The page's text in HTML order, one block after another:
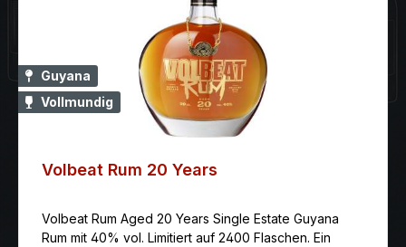
Guyana
Vollmundig
Volbeat Rum 20 Years
Volbeat Rum Aged 20 Years Single Estate Guyana
Rum mit 40% vol. Limitiert auf 2400 Flaschen. Ein